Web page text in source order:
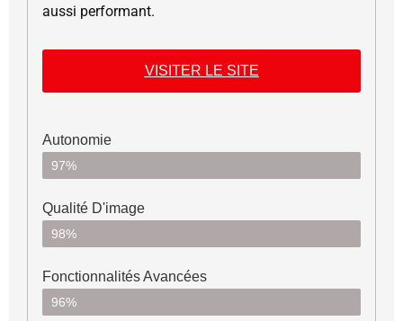
aussi performant.
VISITER LE SITE
Autonomie
97%
Qualité D'image
98%
Fonctionnalités Avancées
96%